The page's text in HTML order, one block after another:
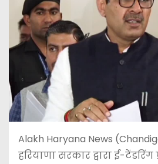
Alakh Haryana News
हरियाणा सरकार द्वारा ई-टेंडरिंग